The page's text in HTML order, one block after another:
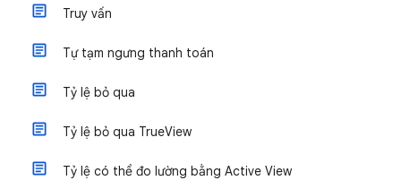
Truy vấn
Tự tạm ngưng thanh toán
Tỷ lệ bỏ qua
Tỷ lệ bỏ qua TrueView
Tỷ lệ có thể đo lường bằng Active View